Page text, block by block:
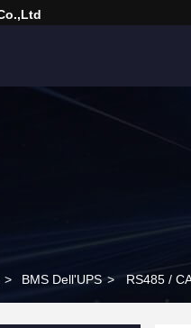
> BMS Dell'UPS > RS485 /